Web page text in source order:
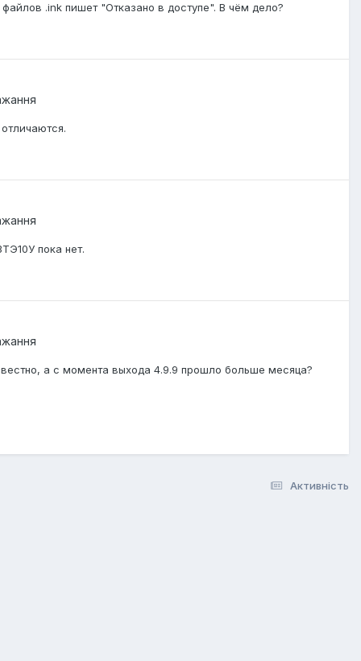
.ink пишет "Отказано в доступе". В чём дело?
пока нет.
а с момента выхода 4.9.9 прошло больше месяца?
Активність